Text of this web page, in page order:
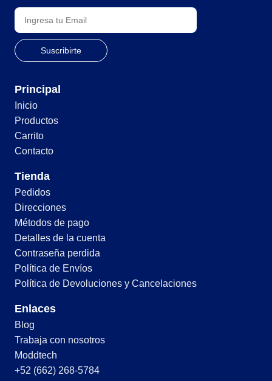
Principal
Inicio
Productos
Carrito
Contacto
Tienda
Pedidos
Direcciones
Métodos de pago
Detalles de la cuenta
Contraseña perdida
Política de Envíos
Política de Devoluciones y Cancelaciones
Enlaces
Blog
Trabaja con nosotros
Moddtech
+52 (662) 268-5784